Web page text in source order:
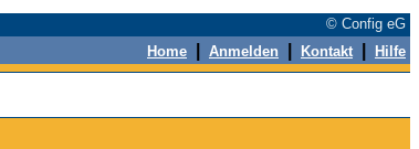
© Config eG
Home Anmelden Kontakt Hilfe